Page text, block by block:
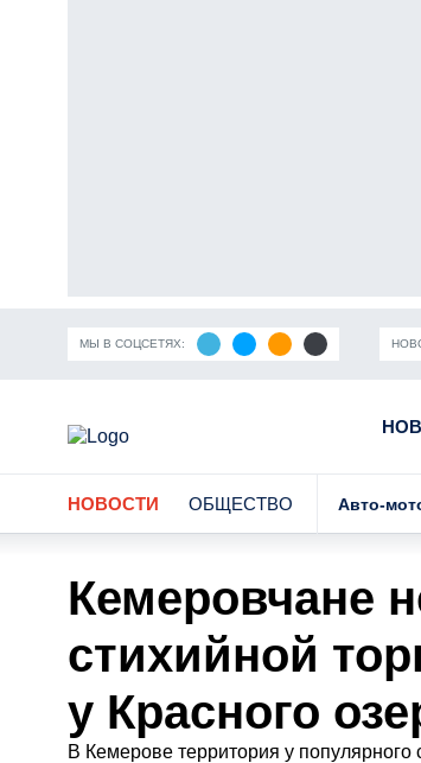
МЫ В СОЦСЕТЯХ:
инфекции Частичная мобилизация в
НОВОСТИ ОБЩЕСТВО Авто-
Кемеровчане
стихийной
у Красного
В Кемерове территория у популярного